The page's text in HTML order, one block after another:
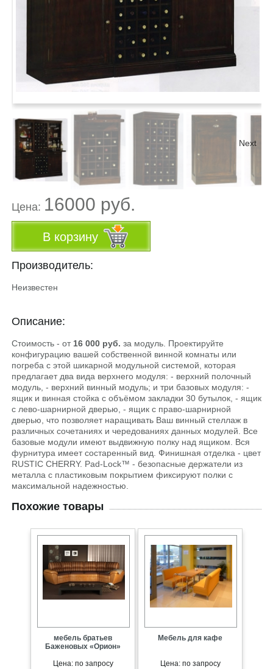
Next
Цена: 16000 руб.
В корзину
Производитель:
Неизвестен
Описание:
Стоимость - от 16 000 руб. за модуль. Проектируйте
конфигурацию вашей собственной винной комнаты или
погреба с этой шикарной модульной системой, которая
предлагает два вида верхнего модуля: - верхний полочный
модуль, - верхний винный модуль; и три базовых модуля: -
ящик и винная стойка с объёмом закладки 30 бутылок, - ящик
с лево-шарнирной дверью, - ящик с право-шарнирной
дверью, что позволяет наращивать Ваш винный стеллаж в
различных сочетаниях и чередованиях данных модулей. Все
базовые модули имеют выдвижную полку над ящиком. Вся
фурнитура имеет состаренный вид. Финишная отделка - цвет
RUSTIC CHERRY. Pad-Lock™ - безопасные держатели из
металла с пластиковым покрытием фиксируют полки с
максимальной надежностью.
Похожие товары
мебель братьев
Баженовых «Орион»
Цена: по запросу
Мебель для кафе
Цена: по запросу